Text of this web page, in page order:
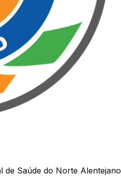
de Saúde do Norte Alentejano